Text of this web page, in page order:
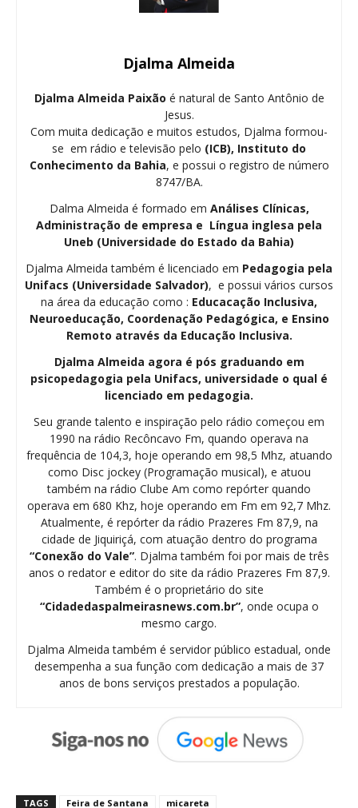
Djalma Almeida
Djalma Almeida Paixão é natural de Santo Antônio de
Jesus.
Com muita dedicação e muitos estudos, Djalma formou-
se em rádio e televisão pelo (ICB), Instituto do
Conhecimento da Bahia, e possui o registro de número
8747/BA.
Dalma Almeida é formado em Análises Clínicas,
Administração de empresa e Língua inglesa pela
Uneb (Universidade do Estado da Bahia)
Djalma Almeida também é licenciado em Pedagogia pela
Unifacs (Universidade Salvador), e possui vários cursos
na área da educação como : Educacação Inclusiva,
Neuroeducação, Coordenação Pedagógica, e Ensino
Remoto através da Educação Inclusiva.
Djalma Almeida agora é pós graduando em
psicopedagogia pela Unifacs, universidade o qual é
licenciado em pedagogia.
Seu grande talento e inspiração pelo rádio começou em
1990 na rádio Recôncavo Fm, quando operava na
frequência de 104,3, hoje operando em 98,5 Mhz, atuando
como Disc jockey (Programação musical), e atuou
também na rádio Clube Am como repórter quando
operava em 680 Khz, hoje operando em Fm em 92,7 Mhz.
Atualmente, é repórter da rádio Prazeres Fm 87,9, na
cidade de Jiquiriçá, com atuação dentro do programa
“Conexão do Vale”. Djalma também foi por mais de três
anos o redator e editor do site da rádio Prazeres Fm 87,9.
Também é o proprietário do site
“Cidadedaspalmeirasnews.com.br”, onde ocupa o
mesmo cargo.
Djalma Almeida também é servidor público estadual, onde
desempenha a sua função com dedicação a mais de 37
anos de bons serviços prestados a população.
TAGS Feira de Santana micareta